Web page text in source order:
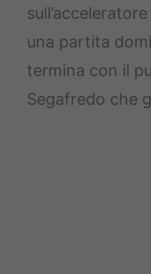
una partita
termina con il
Segafredo che